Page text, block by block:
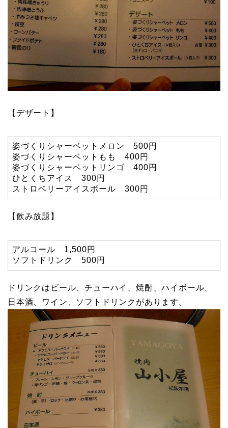
【デザート】
姿づくりシャーベットメロン 500円
姿づくりシャーベットもも 400円
姿づくりシャーベットリンゴ 400円
ひとくちアイス 300円
ストロベリーアイスボール 300円
【飲み放題】
アルコール 1,500円
ソフトドリンク 500円
ドリンクはビール、チューハイ、焼酎、ハイボール、
日本酒、ワイン、ソフトドリンクがあります。